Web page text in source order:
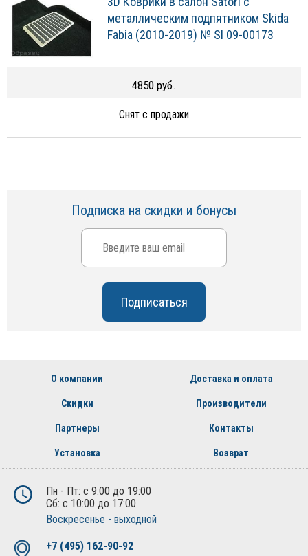
металлическим подпятником Skida
Fabia (2010-2019) № SI 09-00173
4850 руб.
Снят с продажи
Подписка на скидки и бонусы
О компании Доставка и оплата
Скидки Производители
Партнеры Контакты
Установка Возврат
Пн - Пт: с 9:00 до 19:00
Сб: с 10:00 до 17:00
Воскресенье - выходной
+7 (495) 162-90-92